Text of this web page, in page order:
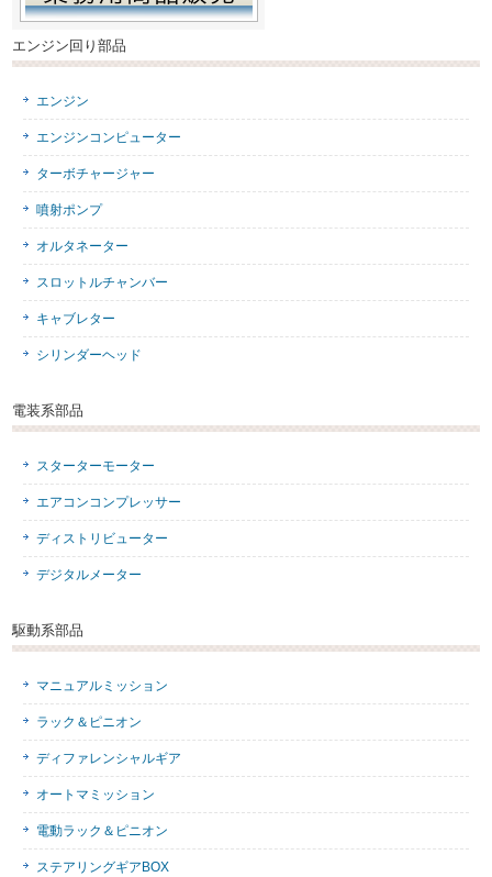
エンジン回り部品
エンジン
エンジンコンピューター
ターボチャージャー
噴射ポンプ
オルタネーター
スロットルチャンバー
キャブレター
シリンダーヘッド
電装系部品
スターターモーター
エアコンコンプレッサー
ディストリビューター
デジタルメーター
駆動系部品
マニュアルミッション
ラック＆ピニオン
ディファレンシャルギア
オートマミッション
電動ラック＆ピニオン
ステアリングギアBOX